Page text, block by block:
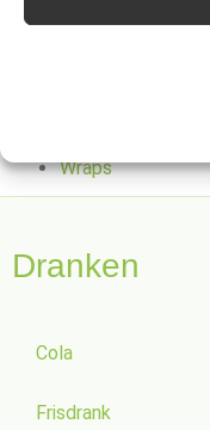
Pasta (verse)
Wraps
Dranken
Cola
Frisdrank